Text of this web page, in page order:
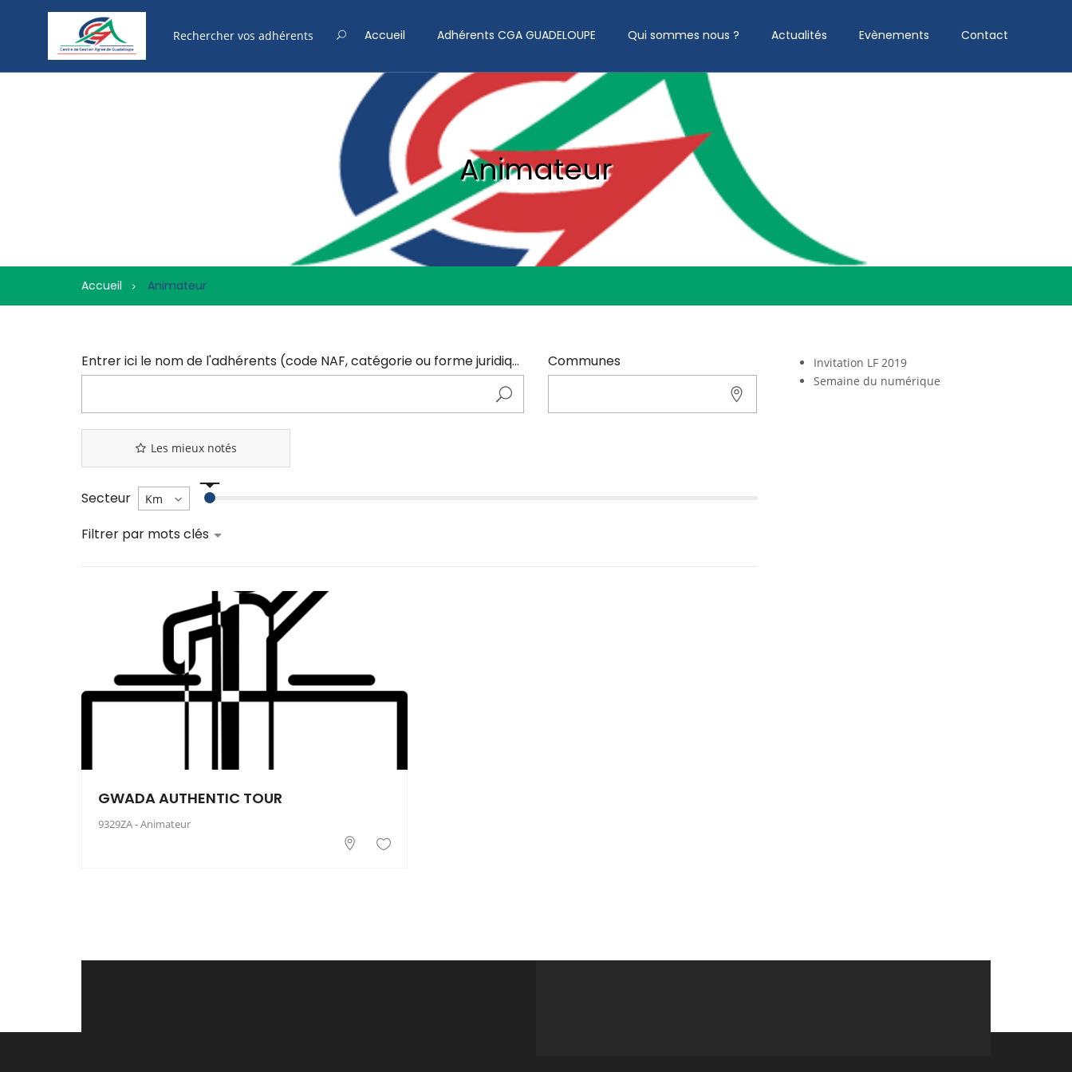
Accueil Adhérents CGA GUADELOUPE Qui sommes nous ? Actualités Evènements Contact
Animateur
Accueil Animateur
Entrer ici le nom de l'adhérents (code NAF, catégorie ou forme juridique) Communes
Les mieux notés
Secteur
Filtrer par mots clés
GWADA AUTHENTIC TOUR
9329ZA - Animateur
Invitation LF 2019
Semaine du numérique